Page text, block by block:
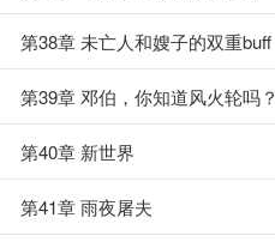
第38章 未亡人和嫂子的双重buff
第39章 邓伯，你知道风火轮吗？
第40章 新世界
第41章 雨夜屠夫